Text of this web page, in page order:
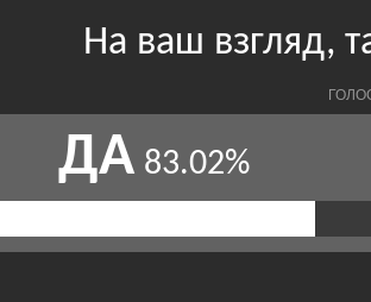
На ваш взгляд,
ДА 83.02%